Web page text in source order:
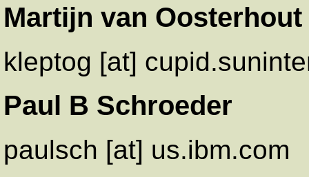
Martijn van Oosterhout
kleptog [at]
Paul B Schroeder
paulsch [at] us.ibm.com